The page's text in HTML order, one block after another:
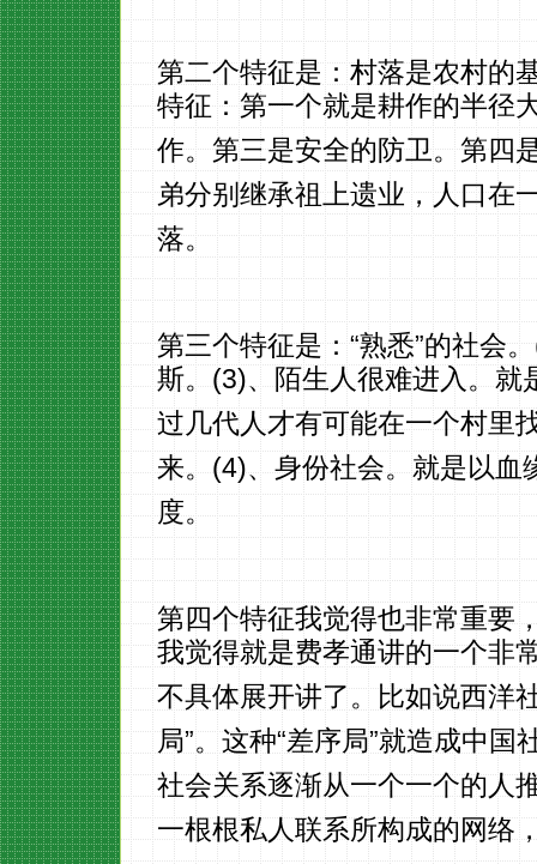
第二个特征是：村落是农村的
特征：第一个就是耕作的半径
作。第三是安全的防卫。第四
弟分别继承祖上遗业，人口在
落。
第三个特征是：“熟悉”的社会
斯。(3)、陌生人很难进入。
过几代人才有可能在一个村里
来。(4)、身份社会。就是以
度。
第四个特征我觉得也非常重要
我觉得就是费孝通讲的一个
不具体展开讲了。比如说西洋
局”。这种“差序局”就造成中
社会关系逐渐从一个一个的人
一根根私人联系所构成的网络